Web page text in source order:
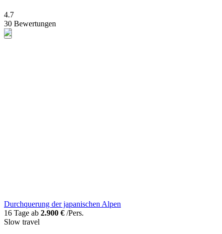
4.7
30 Bewertungen
Durchquerung der japanischen Alpen
16 Tage ab 2.900 € /Pers.
Slow travel